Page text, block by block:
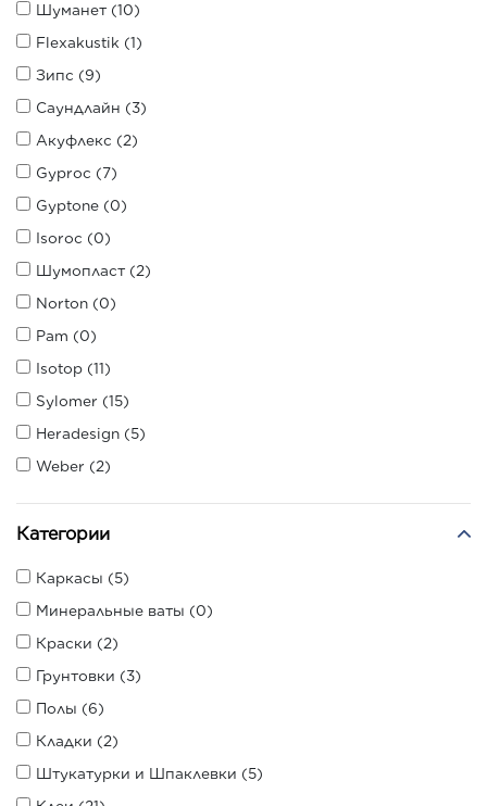
Шуманет (10)
Flexakustik (1)
Зипс (9)
Саундлайн (3)
Акуфлекс (2)
Gyproc (7)
Gyptone (0)
Isoroc (0)
Шумопласт (2)
Norton (0)
Pam (0)
Isotop (11)
Sylomer (15)
Heradesign (5)
Weber (2)
Категории
Каркасы (5)
Минеральные ваты (0)
Краски (2)
Грунтовки (3)
Полы (6)
Кладки (2)
Штукатурки и Шпаклевки (5)